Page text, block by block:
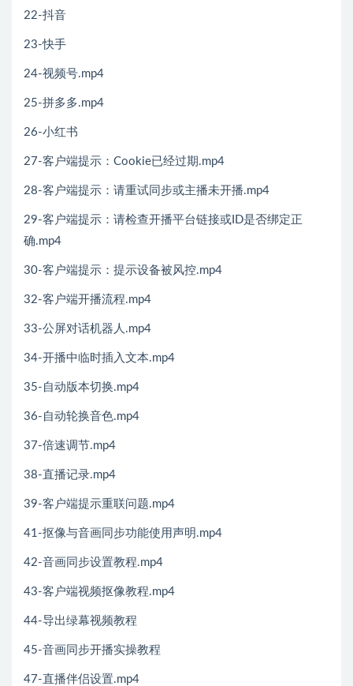
22-抖音
23-快手
24-视频号.mp4
25-拼多多.mp4
26-小红书
27-客户端提示：Cookie已经过期.mp4
28-客户端提示：请重试同步或主播未开播.mp4
29-客户端提示：请检查开播平台链接或ID是否绑定正
确.mp4
30-客户端提示：提示设备被风控.mp4
32-客户端开播流程.mp4
33-公屏对话机器人.mp4
34-开播中临时插入文本.mp4
35-自动版本切换.mp4
36-自动轮换音色.mp4
37-倍速调节.mp4
38-直播记录.mp4
39-客户端提示重联问题.mp4
41-抠像与音画同步功能使用声明.mp4
42-音画同步设置教程.mp4
43-客户端视频抠像教程.mp4
44-导出绿幕视频教程
45-音画同步开播实操教程
47-直播伴侣设置.mp4